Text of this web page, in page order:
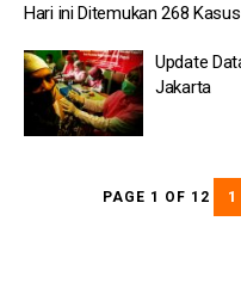
Hari ini Ditemukan 268
Update
Jakarta
PAGE 1 OF 12 1